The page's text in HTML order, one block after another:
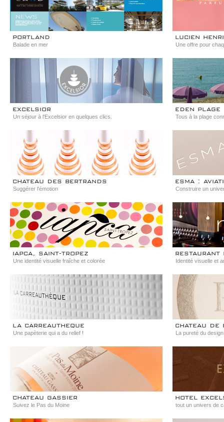
portland
Balade en mer
lucien
Une offre pour
excelsior
Un séjour à l'Excelsior en quelques clics.
eden plage
Tous à la plage
chateau des bertrands
Suggérer l'émotion
esma :
Construire un
iapca, saint-tropez
Une identité visuelle fraîche et colorée
restaurant
Identité visuelle et
la carreautheque
Une papèterie qui a du relief !
chateau de
La pureté du design
chateau gassier
Suivez le Pas du Moine
hotel
tout un univers de